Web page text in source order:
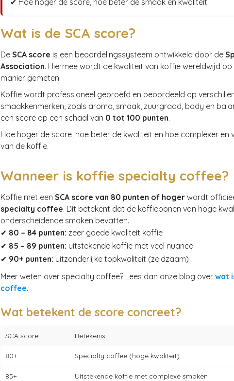
✔ Hoe hoger de score, hoe beter de smaak en kwaliteit
Wat is de SCA score?
De SCA score is een beoordelingssysteem ontwikkeld door de
Association. Hiermee wordt de kwaliteit van koffie wereldwijd
manier gemeten.
Koffie wordt professioneel geproefd en beoordeeld op
smaakkenmerken, zoals aroma, smaak, zuurgraad, body en
een score op een schaal van 0 tot 100 punten.
Hoe hoger de score, hoe beter de kwaliteit en hoe complexer en
van de koffie.
Wanneer is koffie specialty coffee?
Koffie met een SCA score van 80 punten of hogerwordt
specialty coffee. Dit betekent dat de koffiebonen van hoge
onderscheidende smaken bevatten.
✔ 80 – 84 punten: zeer goede kwaliteit koffie
✔ 85 – 89 punten: uitstekende koffie met veel nuance
✔ 90+ punten: uitzonderlijke topkwaliteit (zeldzaam)
Meer weten over specialty coffee? Lees dan onze blog over wat
coffee.
Wat betekent de score concreet?
SCA score Betekenis
80+ Specialty coffee (hoge kwaliteit)
85+ Uitstekende koffie met complexe smaken